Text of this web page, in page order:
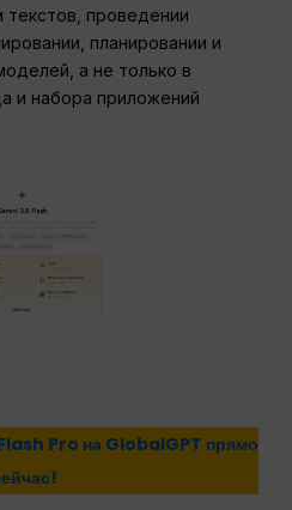
текстов, проведении
планировании и
а не только в
и набора приложений
Pro на GlobalGPT прямо